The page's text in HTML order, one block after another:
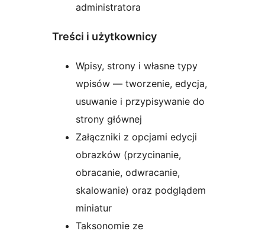
administratora
Treści i użytkownicy
Wpisy, strony i własne typy
wpisów — tworzenie, edycja,
usuwanie i przypisywanie do
strony głównej
Załączniki z opcjami edycji
obrazków (przycinanie,
obracanie, odwracanie,
skalowanie) oraz podglądem
miniatur
Taksonomie ze